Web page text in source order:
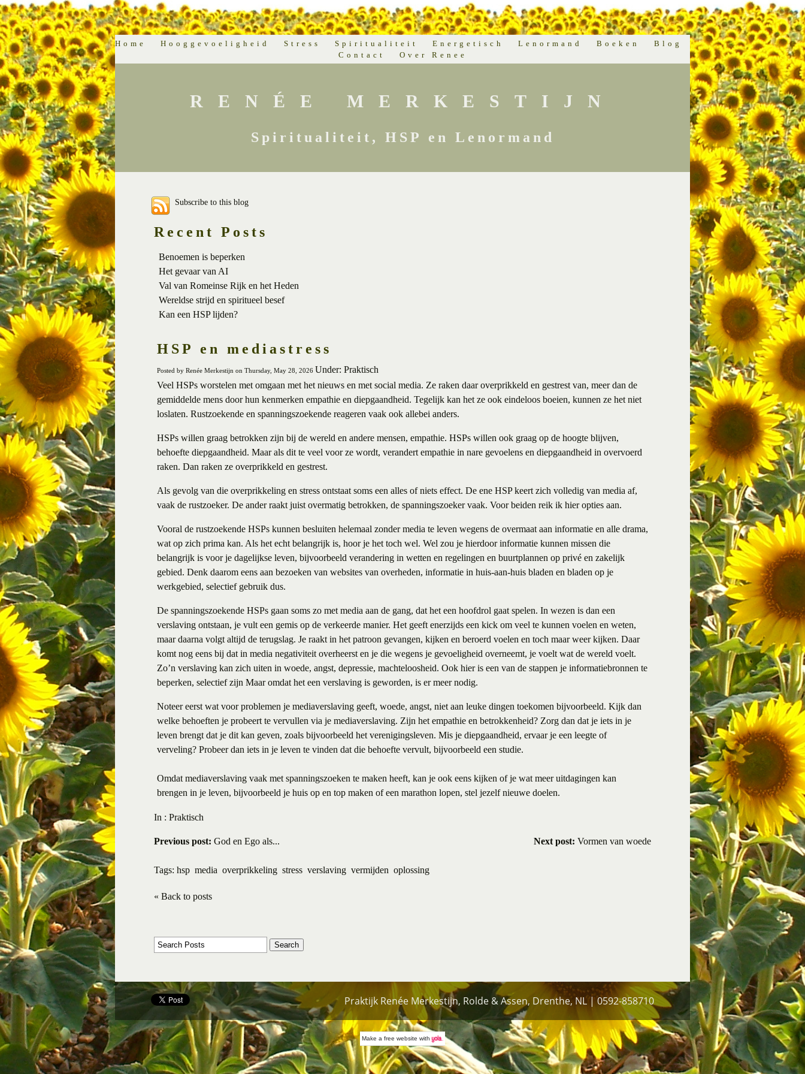
Home Hooggevoeligheid Stress Spiritualiteit Energetisch Lenormand Boeken
Blog
Contact
Over Renee
RENÉE MERKESTIJN
Spiritualiteit, HSP en Lenormand
Subscribe to this blog
Recent Posts
Benoemen is beperken
Het gevaar van AI
Val van Romeinse Rijk en het Heden
Wereldse strijd en spiritueel besef
Kan een HSP lijden?
HSP en mediastress
Posted by Renée Merkestijn on Thursday, May 28, 2026 Under: Praktisch
Veel HSPs worstelen met omgaan met het nieuws en met social media. Ze raken daar overprikkeld en gestrest van, meer dan de
gemiddelde mens door hun kenmerken empathie en diepgaandheid. Tegelijk kan het ze ook eindeloos boeien, kunnen ze het niet
loslaten. Rustzoekende en spanningszoekende reageren vaak ook allebei anders.
HSPs willen graag betrokken zijn bij de wereld en andere mensen, empathie. HSPs willen ook graag op de hoogte blijven,
behoefte diepgaandheid. Maar als dit te veel voor ze wordt, verandert empathie in nare gevoelens en diepgaandheid in overvoerd
raken. Dan raken ze overprikkeld en gestrest.
Als gevolg van die overprikkeling en stress ontstaat soms een alles of niets effect. De ene HSP keert zich volledig van media af,
vaak de rustzoeker. De ander raakt juist overmatig betrokken, de spanningszoeker vaak. Voor beiden reik ik hier opties aan.
Vooral de rustzoekende HSPs kunnen besluiten helemaal zonder media te leven wegens de overmaat aan informatie en alle drama,
wat op zich prima kan. Als het echt belangrijk is, hoor je het toch wel. Wel zou je hierdoor informatie kunnen missen die
belangrijk is voor je dagelijkse leven, bijvoorbeeld verandering in wetten en regelingen en buurtplannen op privé en zakelijk
gebied. Denk daarom eens aan bezoeken van websites van overheden, informatie in huis-aan-huis bladen en bladen op je
werkgebied, selectief gebruik dus.
De spanningszoekende HSPs gaan soms zo met media aan de gang, dat het een hoofdrol gaat spelen. In wezen is dan een
verslaving ontstaan, je vult een gemis op de verkeerde manier. Het geeft enerzijds een kick om veel te kunnen voelen en weten,
maar daarna volgt altijd de terugslag. Je raakt in het patroon gevangen, kijken en beroerd voelen en toch maar weer kijken. Daar
komt nog eens bij dat in media negativiteit overheerst en je die wegens je gevoeligheid overneemt, je voelt wat de wereld voelt.
Zo’n verslaving kan zich uiten in woede, angst, depressie, machteloosheid. Ook hier is een van de stappen je informatiebronnen te
beperken, selectief zijn Maar omdat het een verslaving is geworden, is er meer nodig.
Noteer eerst wat voor problemen je mediaverslaving geeft, woede, angst, niet aan leuke dingen toekomen bijvoorbeeld. Kijk dan
welke behoeften je probeert te vervullen via je mediaverslaving. Zijn het empathie en betrokkenheid? Zorg dan dat je iets in je
leven brengt dat je dit kan geven, zoals bijvoorbeeld het verenigingsleven. Mis je diepgaandheid, ervaar je een leegte of
verveling? Probeer dan iets in je leven te vinden dat die behoefte vervult, bijvoorbeeld een studie.
Omdat mediaverslaving vaak met spanningszoeken te maken heeft, kan je ook eens kijken of je wat meer uitdagingen kan
brengen in je leven, bijvoorbeeld je huis op en top maken of een marathon lopen, stel jezelf nieuwe doelen.
In : Praktisch
Next post: Vormen van woede
Previous post: God en Ego als...
Tags: hsp media overprikkeling stress verslaving vermijden oplossing
« Back to posts
Praktijk Renée Merkestijn, Rolde & Assen, Drenthe, NL | 0592-858710
Make afree website with